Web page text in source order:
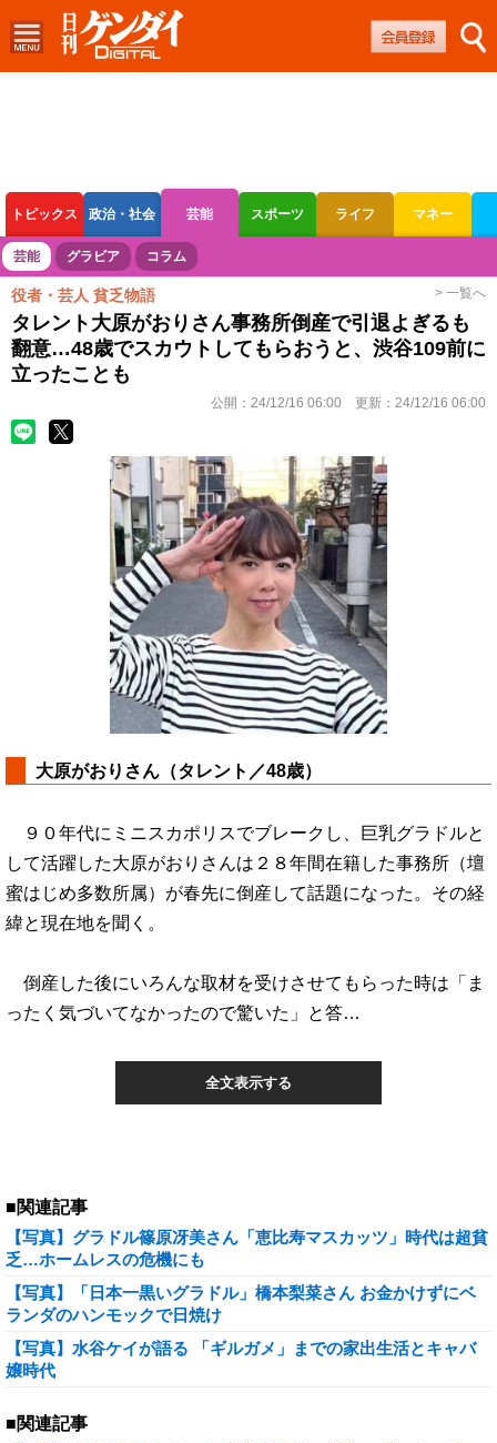
トピックス 政治・社会 芸能 スポーツ ライフ マネー
ボートレース 競輪 オートレース
芸能 グラビア コラム
役者・芸人 貧乏物語 > 一覧へ
タレント大原がおりさん事務所倒産で引退よぎるも
翻意…48歳でスカウトしてもらおうと、渋谷109前に
立ったことも
公開： 24/12/16 06:00 更新： 24/12/16 06:00
大原がおりさん（タレント／48歳）
９０年代にミニスカポリスでブレークし、巨乳グラドルと
して活躍した大原がおりさんは２８年間在籍した事務所（壇
蜜はじめ多数所属）が春先に倒産して話題になった。その経
緯と現在地を聞く。
倒産した後にいろんな取材を受けさせてもらった時は「ま
ったく気づいてなかったので驚いた」と答…
全文表示する
■関連記事
【写真】グラドル篠原冴美さん「恵比寿マスカッツ」時代は超貧
乏…ホームレスの危機にも
【写真】「日本一黒いグラドル」橋本梨菜さん お金かけずにベ
ランダのハンモックで日焼け
【写真】水谷ケイが語る 「ギルガメ」までの家出生活とキャバ
嬢時代
■関連記事